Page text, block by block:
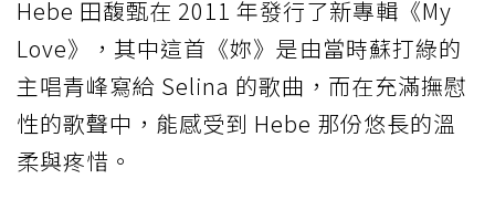
Hebe 田馥甄在 2011 年發行了新專輯《My
Love》，其中這首《妳》是由當時蘇打綠的
主唱青峰寫給 Selina 的歌曲，而在充滿撫慰
性的歌聲中，能感受到 Hebe 那份悠長的溫
柔與疼惜。